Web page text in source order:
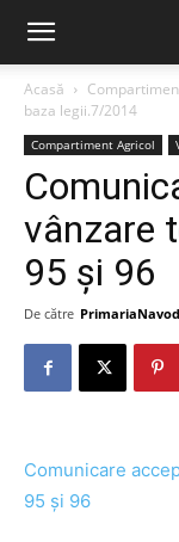
Acasă
baza legii.7/2014
Compartiment Agricol
vânzare
95 și 96
De către
Comunicare
95 și 96